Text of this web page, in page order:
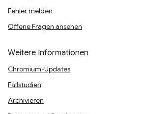
Fehler melden
Offene Fragen ansehen
Weitere Informationen
Chromium-Updates
Fallstudien
Archivieren